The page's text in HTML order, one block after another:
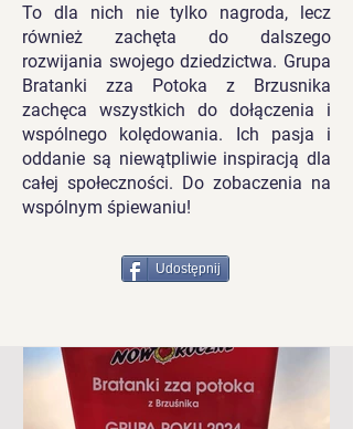
To dla nich nie tylko nagroda, lecz
również zachęta do dalszego
rozwijania swojego dziedzictwa. Grupa
Bratanki zza Potoka z Brzusnika
zachęca wszystkich do dołączenia i
wspólnego kolędowania. Ich pasja i
oddanie są niewątpliwie inspiracją dla
całej społeczności. Do zobaczenia na
wspólnym śpiewaniu!
Udostępnij